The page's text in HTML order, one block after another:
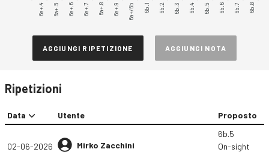
6a+.4 6a+.5 6a+.6 6a+.7 6a+.8 6a+.9 6a+/6b 6b.1 6b.2 6b.3 6b.4 6b.5 6b.6 6b.7 6b.8
AGGIUNGI RIPETIZIONE AGGIUNGI NOTA
Ripetizioni
Data Utente Proposto
02-06-2026 Mirko Zacchini
6b.5
On-sight